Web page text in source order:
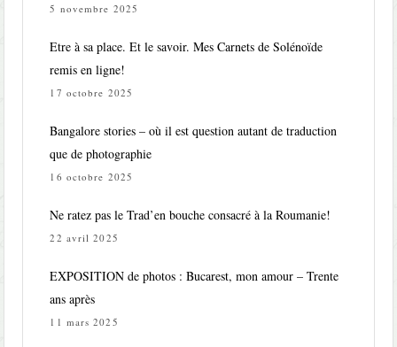
5 novembre 2025
Etre à sa place. Et le savoir. Mes Carnets de Solénoïde
remis en ligne!
17 octobre 2025
Bangalore stories – où il est question autant de traduction
que de photographie
16 octobre 2025
Ne ratez pas le Trad’en bouche consacré à la Roumanie!
22 avril 2025
EXPOSITION de photos : Bucarest, mon amour – Trente
ans après
11 mars 2025